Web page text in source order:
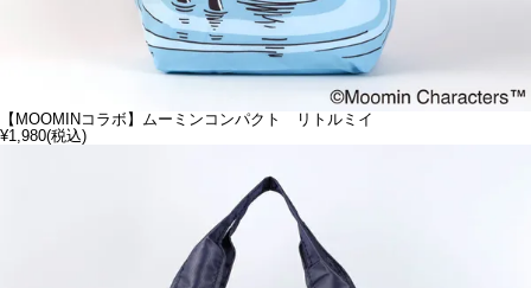
【MOOMINコラボ】ムーミンコンパクト リトルミイ
¥1,980(税込)